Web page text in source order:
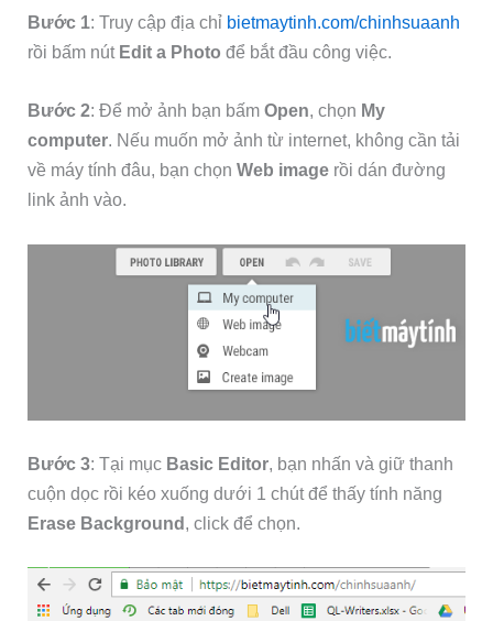
Bước 1: Truy cập địa chỉ bietmaytinh.com/chinhsuaanh
rồi bấm nút Edit a Photo để bắt đầu công việc.
Bước 2: Để mở ảnh bạn bấmOpen, chọn My
computer. Nếu muốn mở ảnh từ internet, không cần tải
về máy tính đâu, bạn chọnWeb image rồi dán đường
link ảnh vào.
Bước 3: Tại mục Basic Editor, bạn nhấn và giữ thanh
cuộn dọc rồi kéo xuống dưới 1 chút để thấy tính năng
Erase Background, click để chọn.